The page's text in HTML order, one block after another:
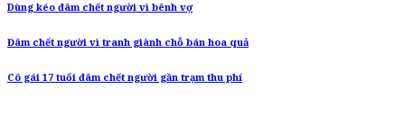
Dùng kéo đâm chết người vì bênh vợ
Đâm chết người vì tranh giành chỗ bán hoa quả
Cô gái 17 tuổi đâm chết người gần trạm thu phí